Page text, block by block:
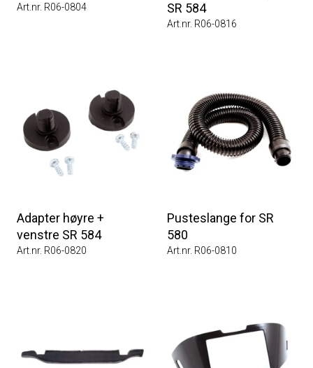
Art.nr. R06-0804
SR 584
Art.nr. R06-0816
Adapter høyre +
venstre SR 584
Art.nr. R06-0820
Pusteslange for SR
580
Art.nr. R06-0810